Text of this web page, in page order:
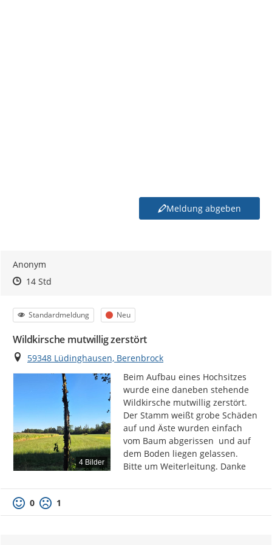
Meldung abgeben
Anonym
Zeitpunkt des Erstellens
Zeitpunkt des Erstellens
14 StdZur Äußerung
Kategorie
Standardmeldung Status
Neu
Wildkirsche mutwillig zerstört
Ort
59348 Lüdinghausen, Berenbrock
4 Bilder
Beim Aufbau eines Hochsitzes
wurde eine daneben stehende
Wildkirsche mutwillig zerstört.
Der Stamm weißt grobe Schäden
auf und Äste wurden einfach
vom Baum abgerissen  und auf
dem Boden liegen gelassen.
Bitte um Weiterleitung. Danke
0 1